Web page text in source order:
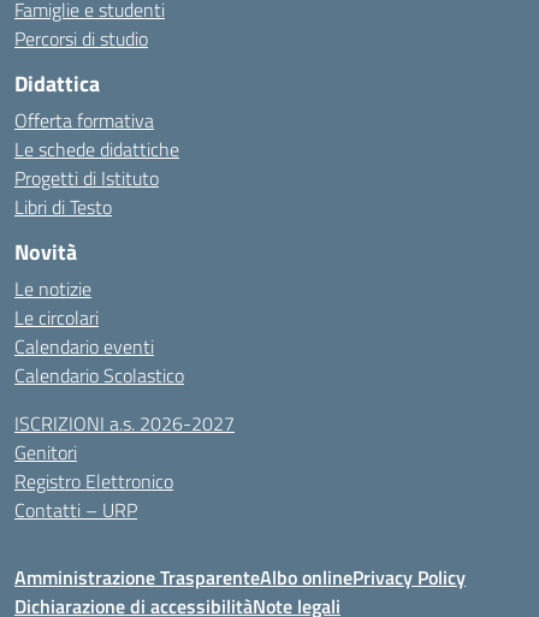
Famiglie e studenti
Percorsi di studio
Didattica
Offerta formativa
Le schede didattiche
Progetti di Istituto
Libri di Testo
Novità
Le notizie
Le circolari
Calendario eventi
Calendario Scolastico
ISCRIZIONI a.s. 2026-2027
Genitori
Registro Elettronico
Contatti – URP
Amministrazione TrasparenteAlbo onlinePrivacy Policy
Dichiarazione di accessibilitàNote legali